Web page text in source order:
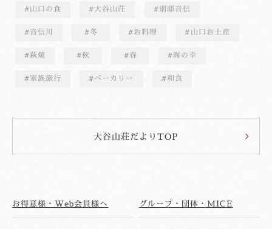
山口の食 大谷山荘 別邸音信
音信川 冬 お料理 山口お土産
萩焼 秋 春 海の幸
家族旅行 ベーカリー 和食
大谷山荘だよりTOP
お得意様・Web会員様へ グループ・団体・MICE